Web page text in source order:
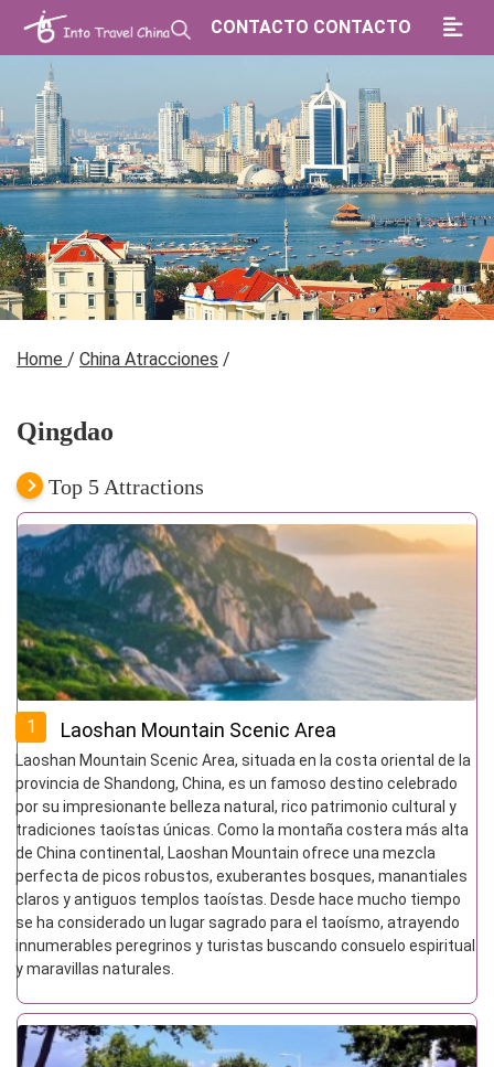
CONTACTO CONTACTO
Home / China Atracciones /
Qingdao
Top 5 Attractions
1 Laoshan Mountain Scenic Area
Laoshan Mountain Scenic Area, situada en la costa oriental de la
provincia de Shandong, China, es un famoso destino celebrado
por su impresionante belleza natural, rico patrimonio cultural y
tradiciones taoístas únicas. Como la montaña costera más alta
de China continental, Laoshan Mountain ofrece una mezcla
perfecta de picos robustos, exuberantes bosques, manantiales
claros y antiguos templos taoístas. Desde hace mucho tiempo
se ha considerado un lugar sagrado para el taoísmo, atrayendo
innumerables peregrinos y turistas buscando consuelo espiritual
y maravillas naturales.